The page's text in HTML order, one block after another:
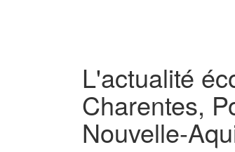
L'actualité
Charentes,
Nouvelle-